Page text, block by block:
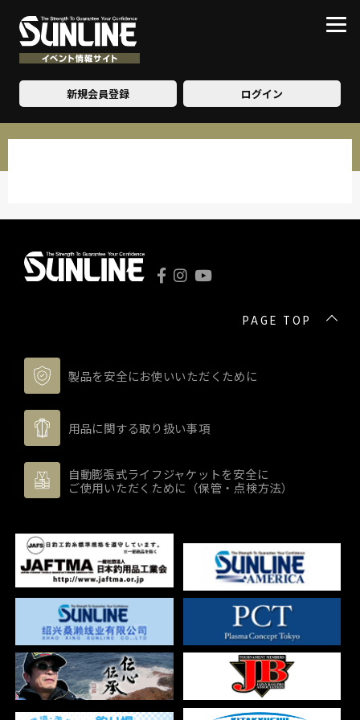
新規会員登録 ログイン
PAGE TOP
製品を安全にお使いいただくために
用品に関する取り扱い事項
自動膨張式ライフジャケットを安全に
ご使用いただくために（保管・点検方法）